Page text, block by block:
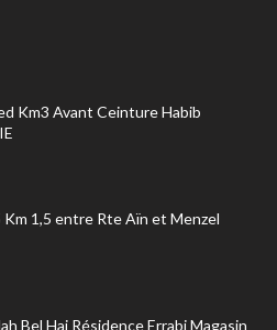
Km3 Avant Ceinture Habib
Km 1,5 entre Rte Aïn et Menzel
Bel Haj Résidence Errabi Magasin